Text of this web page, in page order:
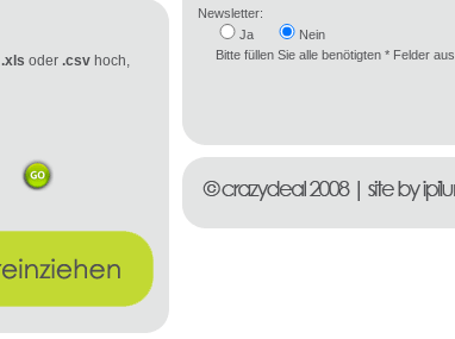
Newsletter:
Ja
Nein
Bitte füllen Sie alle benötigten * Felder aus.
oder .csv hoch,